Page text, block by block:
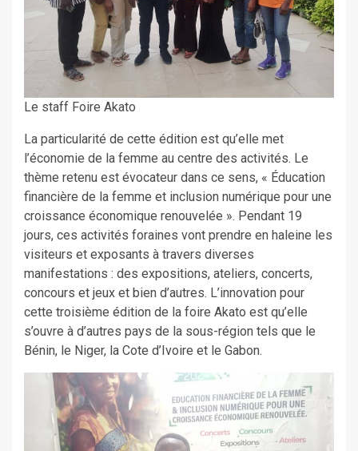
Le staff Foire Akato
La particularité de cette édition est qu’elle met
l’économie de la femme au centre des activités. Le
thème retenu est évocateur dans ce sens, « Éducation
financière de la femme et inclusion numérique pour une
croissance économique renouvelée ». Pendant 19
jours, ces activités foraines vont prendre en haleine les
visiteurs et exposants à travers diverses
manifestations : des expositions, ateliers, concerts,
concours et jeux et bien d’autres. L’innovation pour
cette troisième édition de la foire Akato est qu’elle
s’ouvre à d’autres pays de la sous-région tels que le
Bénin, le Niger, la Cote d’Ivoire et le Gabon.